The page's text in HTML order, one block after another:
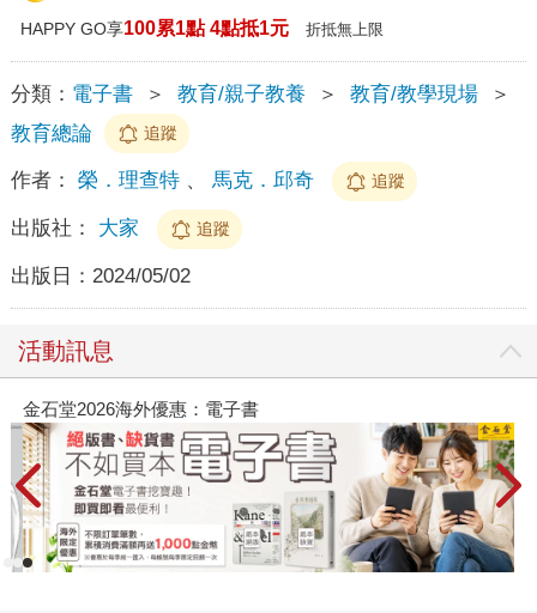
HAPPY GO享100累1點 4點抵1元 折抵無上限
分類： 電子書 ＞ 教育/親子教養 ＞ 教育/教學現場
＞
教育總論
追蹤
作者： 榮．理查特、 馬克．邱奇 追蹤
出版社： 大家 追蹤
出版日： 2024/05/02
活動訊息
春光ｘ奇幻基地｜全書系展